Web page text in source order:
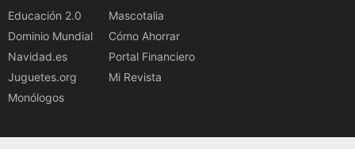
Educación 2.0
Dominio Mundial
Navidad.es
Juguetes.org
Monólogos
Mascotalia
Cómo Ahorrar
Portal Financiero
Mi Revista